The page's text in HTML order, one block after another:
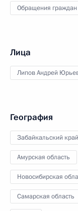
Обращения граждан
Лица
Липов Андрей
География
Забайкальский край
Амурская область
Новосибирская
Самарская область